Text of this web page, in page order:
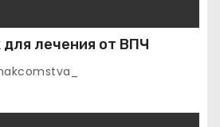
лечения от ВПЧ